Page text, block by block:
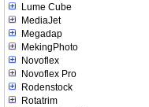
Lume Cube
MediaJet
Megadap
MekingPhoto
Novoflex
Novoflex Pro
Rodenstock
Rotatrim